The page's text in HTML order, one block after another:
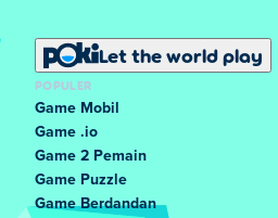
Let the world play
POPULER
Game Mobil
Game .io
Game 2 Pemain
Game Puzzle
Game Berdandan